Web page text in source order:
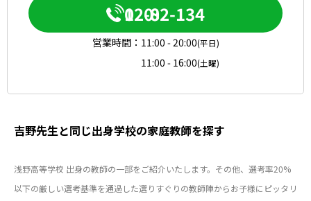
0120-082-134
営業時間： 11:00 - 20:00(平日)
11:00 - 16:00(土曜)
吉野先生と同じ出身学校の家庭教師を探す
浅野高等学校 出身の教師の一部をご紹介いたします。その他、選考率20%
以下の厳しい選考基準を通過した選りすぐりの教師陣からお子様にピッタリ